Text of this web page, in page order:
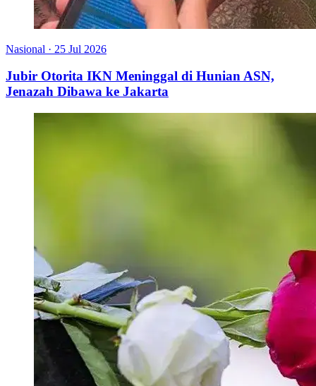
Nasional · 25 Jul 2026
Jubir Otorita IKN Meninggal di Hunian ASN,
Jenazah Dibawa ke Jakarta